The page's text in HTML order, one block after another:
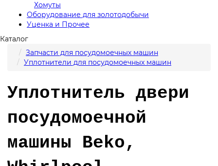
Хомуты
Оборудование для золотодобычи
Уценка и Прочее
Каталог
Запчасти для посудомоечных машин
Уплотнители для посудомоечных машин
Уплотнитель двери
посудомоечной
машины Beko,